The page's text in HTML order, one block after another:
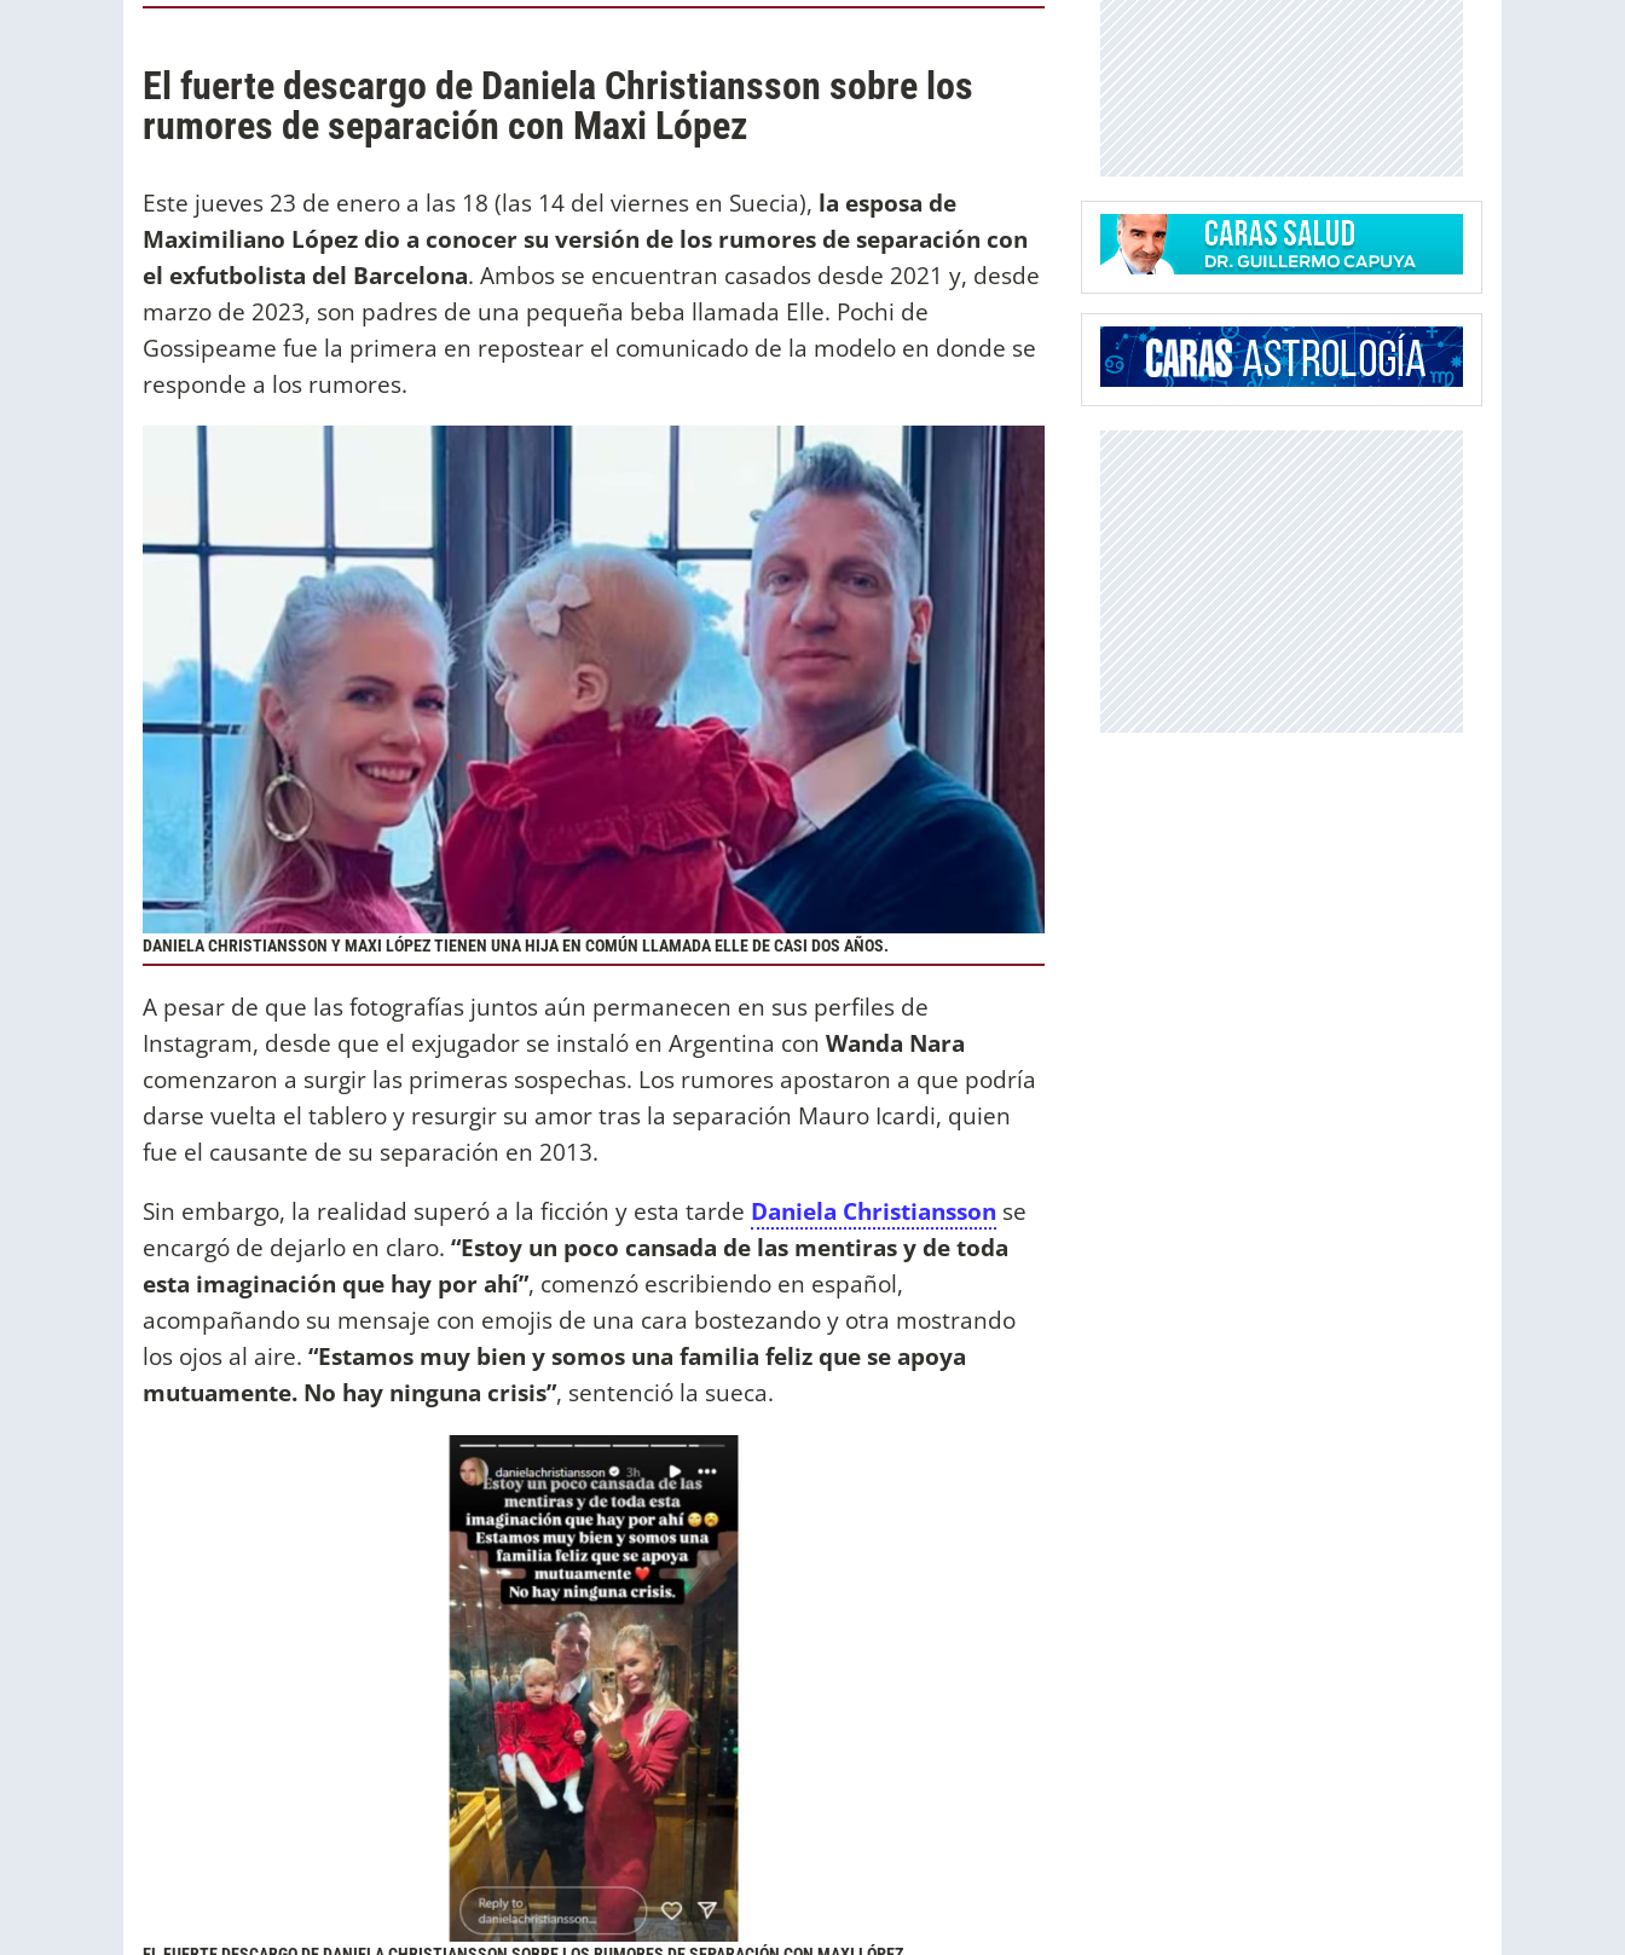
El fuerte descargo de Daniela Christiansson sobre los
rumores de separación con Maxi López
Este jueves 23 de enero a las 18 (las 14 del viernes en Suecia), la esposa de
Maximiliano Lópezdio a conocer su versión de los rumores de separación con
el exfutbolista del Barcelona. Ambos se encuentran casados desde 2021 y, desde
marzo de 2023, son padres de una pequeña beba llamada Elle. Pochi de
Gossipeame fue la primera en repostear el comunicado de la modelo en donde se
responde a los rumores.
DANIELA CHRISTIANSSON Y MAXI LÓPEZ TIENEN UNA HIJA EN COMÚN LLAMADA ELLE DE CASI DOS AÑOS.
A pesar de que las fotografías juntos aún permanecen en sus perfiles de
Instagram, desde que el exjugador se instaló en Argentina con Wanda Nara
comenzaron a surgir las primeras sospechas. Los rumores apostaron a que podría
darse vuelta el tablero y resurgir su amor tras la separación Mauro Icardi, quien
fue el causante de su separación en 2013.
Sin embargo, la realidad superó a la ficción y esta tarde Daniela Christiansson se
encargó de dejarlo en claro. “Estoy un poco cansada de las mentiras y de toda
esta imaginación que hay por ahí”, comenzó escribiendo en español,
acompañando su mensaje con emojis de una cara bostezando y otra mostrando
los ojos al aire. “Estamos muy bien y somos una familia feliz que se apoya
mutuamente. No hay ninguna crisis”, sentenció la sueca.